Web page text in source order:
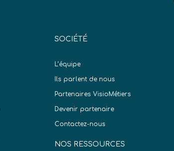
SOCIÉTÉ
L’équipe
Ils parlent de nous
Partenaires VisioMétiers
Devenir partenaire
Contactez-nous
NOS RESSOURCES